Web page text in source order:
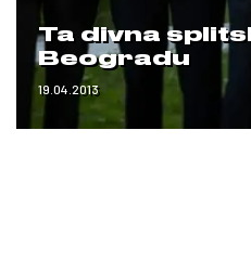
Ta divna
Beogradu
19.04.2013